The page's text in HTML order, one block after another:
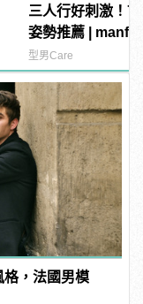
三人行好刺激！7
姿勢推薦 |
型男Care
格，法國男模